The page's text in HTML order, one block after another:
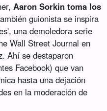
Aaron Sorkin toma los
guionista se inspira
una demoledora serie
Wall Street Journal en
Ahí se destaparon
Facebook) que van
hasta una dejación
en la moderación de